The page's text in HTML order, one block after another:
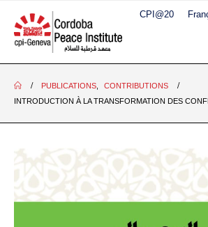
CPI@20
PUBLICATIONS,
CONTRIBUTIONS
INTRODUCTION À LA TRANSFORMATION DES